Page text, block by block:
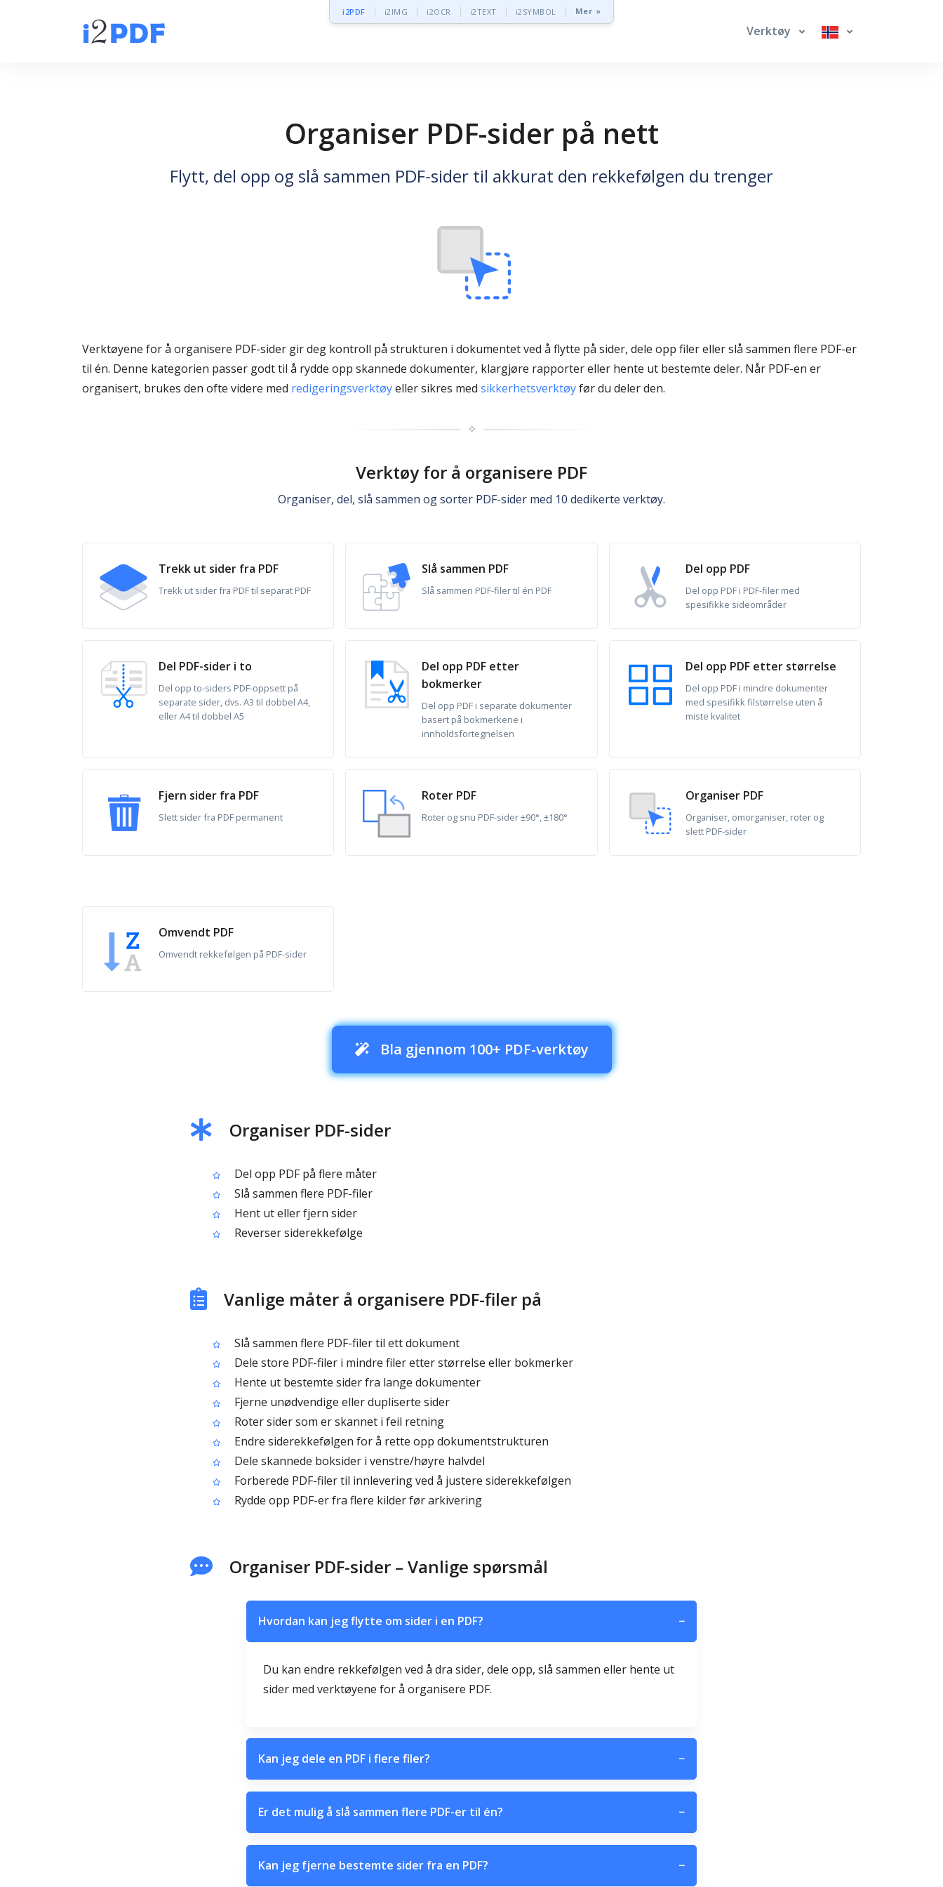
i2PDF i2IMG i2OCR i2TEXT i2SYMBOL Mer »
Verktøy
Organiser PDF-sider på nett
Flytt, del opp og slå sammen PDF-sider til akkurat den rekkefølgen du trenger
Verktøyene for å organisere PDF-sider gir deg kontroll på strukturen i dokumentet ved å flytte på sider, dele opp filer eller slå sammen flere PDF-er
til én. Denne kategorien passer godt til å rydde opp skannede dokumenter, klargjøre rapporter eller hente ut bestemte deler. Når PDF-en er
organisert, brukes den ofte videre med redigeringsverktøyeller sikres med sikkerhetsverktøyfør du deler den.
✧
Verktøy for å organisere PDF
Organiser, del, slå sammen og sorter PDF-sider med 10 dedikerte verktøy.
Trekk ut sider fra PDF
Trekk ut sider fra PDF til separat PDF
Slå sammen PDF
Slå sammen PDF-filer til én PDF
Del opp PDF
Del opp PDF i PDF-filer med
spesifikke sideområder
Del PDF-sider i to
Del opp to-siders PDF-oppsett på
separate sider, dvs. A3 til dobbel A4,
eller A4 til dobbel A5
Del opp PDF etter
bokmerker
Del opp PDF i separate dokumenter
basert på bokmerkene i
innholdsfortegnelsen
Del opp PDF etter størrelse
Del opp PDF i mindre dokumenter
med spesifikk filstørrelse uten å
miste kvalitet
Fjern sider fra PDF
Slett sider fra PDF permanent
Roter PDF
Roter og snu PDF-sider ±90°, ±180°
Organiser PDF
Organiser, omorganiser, roter og
slett PDF-sider
Omvendt PDF
Omvendt rekkefølgen på PDF-sider
Bla gjennom 100+ PDF-verktøy
Organiser PDF-sider
Del opp PDF på flere måter
Slå sammen flere PDF-filer
Hent ut eller fjern sider
Reverser siderekkefølge
Vanlige måter å organisere PDF-filer på
Slå sammen flere PDF-filer til ett dokument
Dele store PDF-filer i mindre filer etter størrelse eller bokmerker
Hente ut bestemte sider fra lange dokumenter
Fjerne unødvendige eller dupliserte sider
Roter sider som er skannet i feil retning
Endre siderekkefølgen for å rette opp dokumentstrukturen
Dele skannede boksider i venstre/høyre halvdel
Forberede PDF-filer til innlevering ved å justere siderekkefølgen
Rydde opp PDF-er fra flere kilder før arkivering
Organiser PDF-sider – Vanlige spørsmål
Hvordan kan jeg flytte om sider i en PDF? −
Du kan endre rekkefølgen ved å dra sider, dele opp, slå sammen eller hente ut
sider med verktøyene for å organisere PDF.
Kan jeg dele en PDF i flere filer? −
Er det mulig å slå sammen flere PDF-er til én? −
Kan jeg fjerne bestemte sider fra en PDF? −